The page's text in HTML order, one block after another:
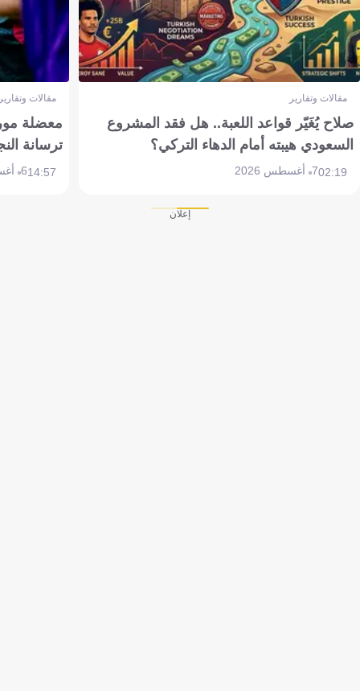
مقالات وتقارير
صلاح يُغَيّر قواعد اللعبة.. هل فقد المشروع
السعودي هيبته أمام الدهاء التركي؟
02:197 أغسطس 2026
مقالات
معضلة
ترسانة
14:576 أغسطس 2026
إعلان